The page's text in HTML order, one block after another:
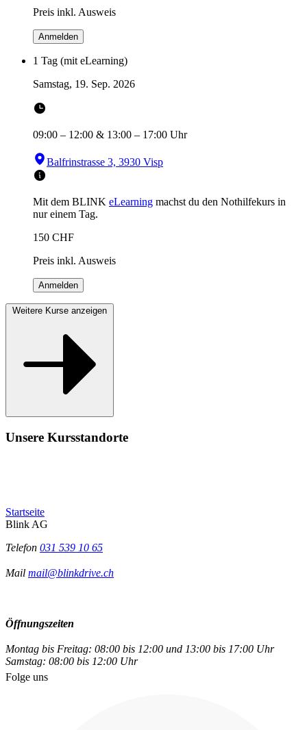
Preis inkl. Ausweis
Anmelden
1 Tag (mit eLearning)
Samstag, 19. Sep. 2026
09:00 – 12:00 & 13:00 – 17:00 Uhr
Balfrinstrasse 3, 3930 Visp
Mit dem BLINK eLearning machst du den Nothilfekurs in
nur einem Tag.
150 CHF
Preis inkl. Ausweis
Anmelden
Weitere Kurse anzeigen
Unsere Kursstandorte
Startseite
Blink AG
Telefon 031 539 10 65
Mail mail@blinkdrive.ch
Öffnungszeiten
Montag bis Freitag: 08:00 bis 12:00 und 13:00 bis 17:00 Uhr
Samstag: 08:00 bis 12:00 Uhr
Folge uns